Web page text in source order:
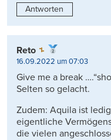
Antworten
Reto
16.09.2022 um 07:03
Give me a break
Selten so gelacht.
Zudem: Aquila ist
eigentliche
die vielen